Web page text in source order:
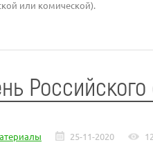
или комической).
25-11-2020